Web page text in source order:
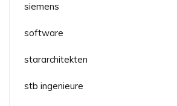
siemens
software
stararchitekten
stb ingenieure